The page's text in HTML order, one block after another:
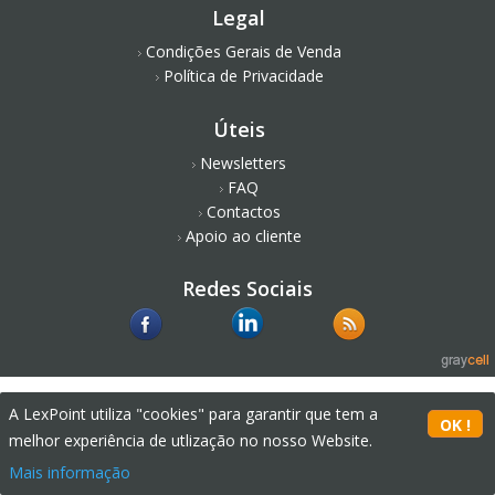
Legal
Condições Gerais de Venda
Política de Privacidade
Úteis
Newsletters
FAQ
Contactos
Apoio ao cliente
Redes Sociais
A LexPoint utiliza "cookies" para garantir que tem a
melhor experiência de utlização no nosso Website.
Mais informação